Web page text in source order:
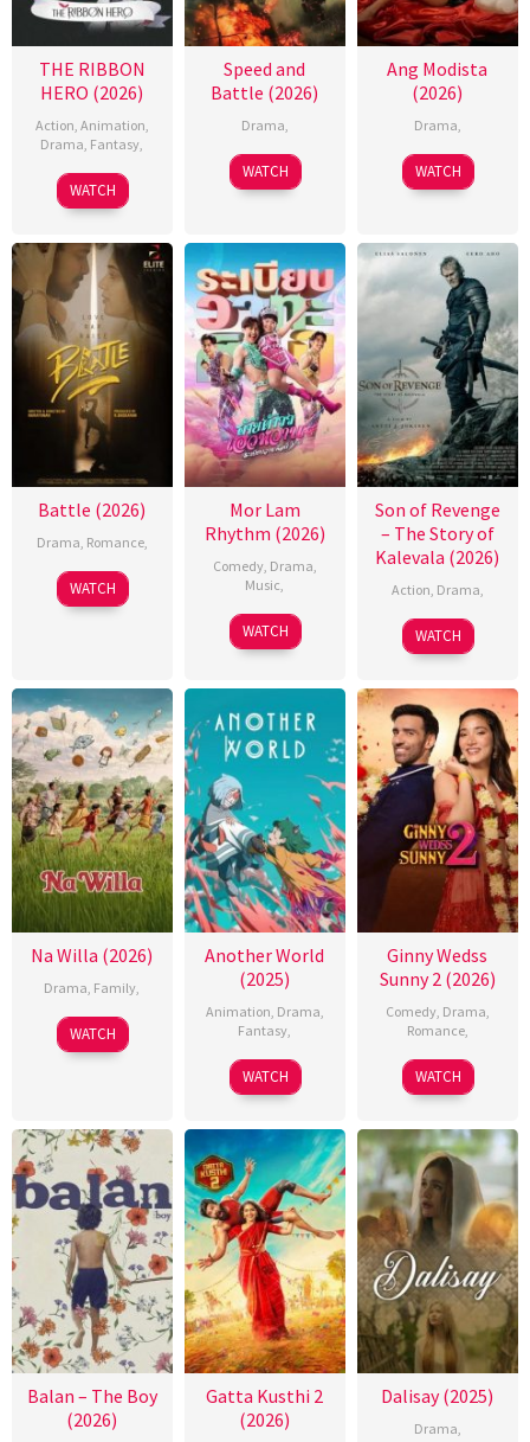
THE RIBBON
HERO (2026)
Action, Animation,
Drama, Fantasy,
WATCH
Speed and
Battle (2026)
Drama,
WATCH
Ang Modista
(2026)
Drama,
WATCH
Battle (2026)
Drama, Romance,
WATCH
Mor Lam
Rhythm (2026)
Comedy, Drama,
Music,
WATCH
Son of Revenge
– The Story of
Kalevala (2026)
Action, Drama,
WATCH
Na Willa (2026)
Drama, Family,
WATCH
Another World
(2025)
Animation, Drama,
Fantasy,
WATCH
Ginny Wedss
Sunny 2 (2026)
Comedy, Drama,
Romance,
WATCH
Balan – The Boy
(2026)
Gatta Kusthi 2
(2026)
Dalisay (2025)
Drama,